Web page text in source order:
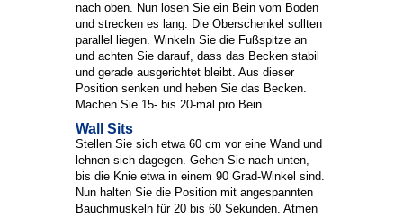
nach oben. Nun lösen Sie ein Bein vom Boden
und strecken es lang. Die Oberschenkel sollten
parallel liegen. Winkeln Sie die Fußspitze an
und achten Sie darauf, dass das Becken stabil
und gerade ausgerichtet bleibt. Aus dieser
Position senken und heben Sie das Becken.
Machen Sie 15- bis 20-mal pro Bein.
Wall Sits
Stellen Sie sich etwa 60 cm vor eine Wand und
lehnen sich dagegen. Gehen Sie nach unten,
bis die Knie etwa in einem 90 Grad-Winkel sind.
Nun halten Sie die Position mit angespannten
Bauchmuskeln für 20 bis 60 Sekunden. Atmen